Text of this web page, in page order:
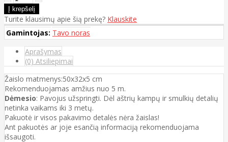
Turite klausimų apie šią prekę? Klauskite
Gamintojas: Tavo noras
Aprašymas
(0) Atsiliepimai
Žaislo matmenys:50x32x5 cm
Rekomenduojamas amžius nuo 5 m.
Dėmesio: Pavojus užspringti. Dėl aštrių kampų ir smulkių detalių
netinka vaikams iki 3 metų.
Pakuotė ir visos pakavimo detalės nėra žaislas!
Ant pakuotės ar joje esančią informaciją rekomenduojama
išsaugoti.